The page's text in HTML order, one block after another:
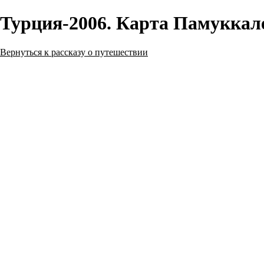
Турция-2006. Карта
Вернуться к рассказу о путешествии